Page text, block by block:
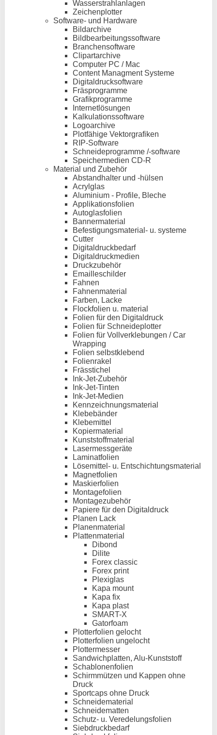
Wasserstrahlanlagen
Zeichenplotter
Software- und Hardware
Bildarchive
Bildbearbeitungssoftware
Branchensoftware
Clipartarchive
Computer PC / Mac
Content Managment Systeme
Digitaldrucksoftware
Fräsprogramme
Grafikprogramme
Internetlösungen
Kalkulationssoftware
Logoarchive
Plotfähige Vektorgrafiken
RIP-Software
Schneideprogramme /-software
Speichermedien CD-R
Material und Zubehör
Abstandhalter und -hülsen
Acrylglas
Aluminium - Profile, Bleche
Applikationsfolien
Autoglasfolien
Bannermaterial
Befestigungsmaterial- u. systeme
Cutter
Digitaldruckbedarf
Digitaldruckmedien
Druckzubehör
Emailleschilder
Fahnen
Fahnenmaterial
Farben, Lacke
Flockfolien u. material
Folien für den Digitaldruck
Folien für Schneideplotter
Folien für Vollverklebungen / Car
Wrapping
Folien selbstklebend
Folienrakel
Frässtichel
Ink-Jet-Zubehör
Ink-Jet-Tinten
Ink-Jet-Medien
Kennzeichnungsmaterial
Klebebänder
Klebemittel
Kopiermaterial
Kunststoffmaterial
Lasermessgeräte
Laminatfolien
Lösemittel- u. Entschichtungsmaterial
Magnetfolien
Maskierfolien
Montagefolien
Montagezubehör
Papiere für den Digitaldruck
Planen Lack
Planenmaterial
Plattenmaterial
Dibond
Dilite
Forex classic
Forex print
Plexiglas
Kapa mount
Kapa fix
Kapa plast
SMART-X
Gatorfoam
Plotterfolien gelocht
Plotterfolien ungelocht
Plottermesser
Sandwichplatten, Alu-Kunststoff
Schablonenfolien
Schirmmützen und Kappen ohne
Druck
Sportcaps ohne Druck
Schneidematerial
Schneidematten
Schutz- u. Veredelungsfolien
Siebdruckbedarf